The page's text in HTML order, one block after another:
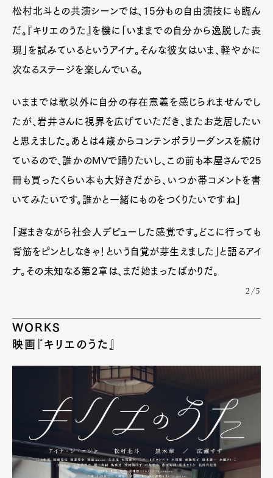
松村北斗との共演シーンでは、15分もの自由演技にも臨ん
だ。『キリエのうた』を機に「いままでの自分から逸脱した表
現」を試みているというアイナ。そんな彼女はいま、軽やかに
次なるステージを楽しんでいる。
いままでは歌以外に自分の存在意義を感じられませんでし
たが、岩井さんに視界を広げていただき、またお芝居したい
と思えました。あとは４歳からコンテンポラリーダンスを続け
ているので、誰かのMVで踊りたいし、この前も本屋さんで25
冊も買ったくらい本も大好きだから、いつか帯コメントを書
いてみたいです。誰かと一緒にものをつくりたいですね」
「遅まきながら社会人デビューした感覚です。どこに行っても
背筋をピンとしなきゃ！という自覚が芽生えました」と語るアイ
ナ。その未知なる第２章は、まだ始まったばかりだ。
2/5
WORKS
映画『キリエのうた』